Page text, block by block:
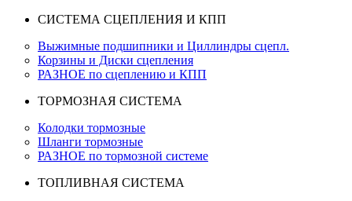
СИСТЕМА СЦЕПЛЕНИЯ И КПП
Выжимные подшипники и Циллиндры сцепл.
Корзины и Диски сцепления
РАЗНОЕ по сцеплению и КПП
ТОРМОЗНАЯ СИСТЕМА
Колодки тормозные
Шланги тормозные
РАЗНОЕ по тормозной системе
ТОПЛИВНАЯ СИСТЕМА